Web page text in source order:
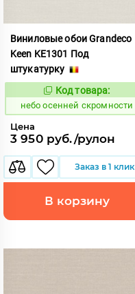
Виниловые обои Grandeco
Keen KE1301 Под
штукатурку
1117843
Код товара:
небо осенней скромности
Цена
3 950 руб./рулон
Заказ в 1 клик
В корзину